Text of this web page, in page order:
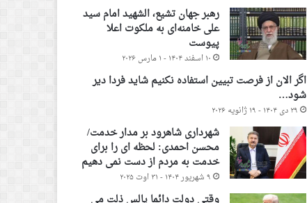
رهبر جهان تشیع، الشهید امام سید
علی خامنه‌ای به ملکوت اعلا
پیوست
۱۰ اسفند ۱۴۰۴ - ۱ مارس ۲۰۲۶
اگر الان از فرصت تبیین استفاده نکنیم شاید فردا دیر
شود…
۲۹ دی ۱۴۰۴ - ۱۹ ژانویه ۲۰۲۶
شهرداری شاهرود بر مدار خدمت/
محسن احمدی: لحظه ای را برای
خدمت به مردم از دست نمی دهیم
۹ شهریور ۱۴۰۴ - ۳۱ اوت ۲۰۲۵